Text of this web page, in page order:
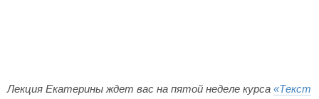
Лекция Екатерины ждет вас на пятой неделе курса «Текст